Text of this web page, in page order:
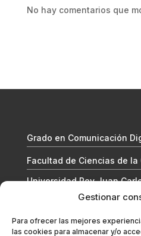
Gestionar
Para ofrecer las mejores
las cookies para almacenar y/o
No hay comentarios que
Grado en Comunicación
Facultad de Ciencias de la
Universidad Rey Juan